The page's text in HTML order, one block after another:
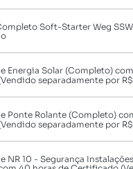
Soft-Starter Weg
Energia Solar (Completo)
separadamente por
Ponte Rolante (Completo)
separadamente por
NR 10 - Segurança